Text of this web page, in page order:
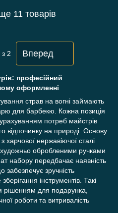
11 товарів
з 2 Вперед
професійний
оформленні
страв на вогні займають
для барбекю. Кожна позиція
потреб майстрів
відпочинку на природі. Основу
харчової нержавіючої сталі
обробленими ручками
набору передбачає наявність
зручність
інструментів. Такі
рішенням для подарунка,
роботи та витривалість